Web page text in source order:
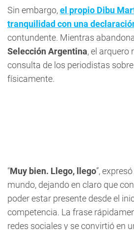
Sin embargo,el propio Dibu
tranquilidad con una
contundente. Mientras
Selección Argentina, el arquero
consulta de los periodistas
físicamente.
“Muy bien. Llego, llego”,
mundo, dejando en claro que
poder estar presente desde el
competencia. La frase
redes sociales y se convirtió en